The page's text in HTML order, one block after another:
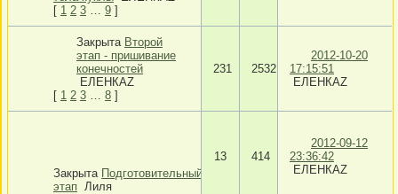
[ 1 2 3 9 ]
Закрыта Второй
этап - пришивание
конечностей
ЕЛЕНКАZ
[ 1 2 3 8 ]
231 2532
2012-10-20
17:15:51
ЕЛЕНКАZ
Закрыта Подготовительный
этап Лиля
13 414
2012-09-12
23:36:42
ЕЛЕНКАZ